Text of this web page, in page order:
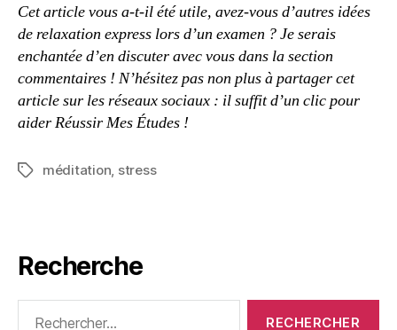
Cet article vous a-t-il été utile, avez-vous d’autres idées
de relaxation express lors d’un examen ? Je serais
enchantée d’en discuter avec vous dans la section
commentaires ! N’hésitez pas non plus à partager cet
article sur les réseaux sociaux : il suffit d’un clic pour
aider Réussir Mes Études !
Étiquettes
méditation stress
Recherche